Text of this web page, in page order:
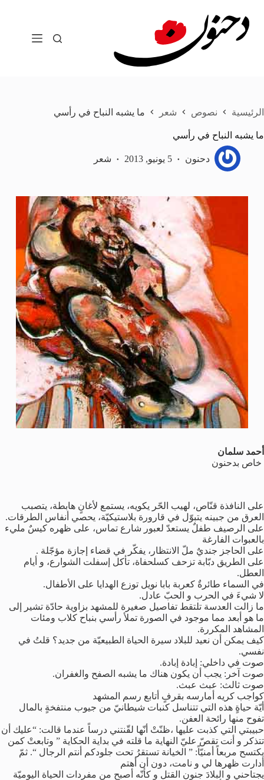
المحتوى
الرئيسية نصوص شعر ما يشبه النباح في رأسي
ما يشبه النباح في رأسي
دحنون 5 يونيو, 2013 شعر
أحمد سلمان
خاص بدحنون
على النافذة قنّاص، لهيب الحّر يكويه، يستمع لأغانٍ هابطة، يتصبب
العرق من جبينه يتبوّل في قارورة بلاستيكيّة، يحصي أنفاس الطرقات.
على الرصيف طفلٌ يستعدّ لعبور شارع تماس، على ظهره كيسٌ مليء
بالعبوات الفارغة
على الحاجز جنديٌ ملّ الانتظار، يفكّر في قضاء إجازة مؤجّلة .
على الطريق دبّابة تزحف كسلحفاة، تأكل إسفلت الشوارع، و أيام
العطل.
في السماء طائرةٌ كعربة بابا نويل توزع الهدايا على الأطفال.
لا شيءَ في الحرب و الحبّ عادل.
ما زالت العدسة تلتقط تفاصيل صغيرة للمشهد بزاوية حادّة تشير إلى
ما هو أبعد مما موجود في الصورة تملأ رأسي بنباح كلاب ومئات
المشاهد المكررة.
كيف يمكن أن نعيد للبلاد سيرة الحياة الطبيعيّة من جديد؟ قلتُ في
نفسي.
صوت في داخلي: إبادة إبادة.
صوت آخر: يجب أن يكون هناك ما يشبه الصفح والغفران.
صوت ثالث: عبث عبث.
كواجب كريه أمارسه بقرفٍ أتابع رسم المشهد
أيّة حياةٍ هذه التي تتناسل كنبات شيطانيّ من جيوب منتفخةٍ بالمال
تفوح منها رائحة العفن.
حبيبتي التي كذبت عليها ،ظنّتْ أنّها لقّنتني درساً عندما قالت: “عليك أن
تتذكر و أنت تقصّ عليّ النهاية ما قلته في بداية الحكاية ” وتابعتْ كمن
يكتسح مربعاً أمنيّاً: ” الخيانة تستقرُ تحت جلودكم أنتم الرجال “. ثمّ
أدارت ظهرها لي و نامت، دون أن أهتم
يجتاحني و البلادَ جنون القتل و كأنّه أصبح من مفردات الحياة اليوميّة